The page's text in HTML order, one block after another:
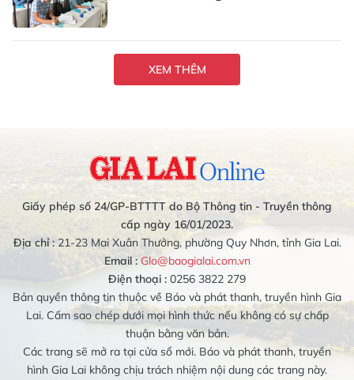
XEM THÊM
Giấy phép số 24/GP-BTTTT do Bộ Thông tin - Truyền thông
cấp ngày 16/01/2023.
Địa chỉ :21-23 Mai Xuân Thưởng, phường Quy Nhơn, tỉnh Gia Lai.
Email : Glo@baogialai.com.vn
Điện thoại : 0256 3822 279
Bản quyền thông tin thuộc về Báo và phát thanh, truyền hình Gia
Lai. Cấm sao chép dưới mọi hình thức nếu không có sự chấp
thuận bằng văn bản.
Các trang sẽ mở ra tại cửa sổ mới. Báo và phát thanh, truyền
hình Gia Lai không chịu trách nhiệm nội dung các trang này.